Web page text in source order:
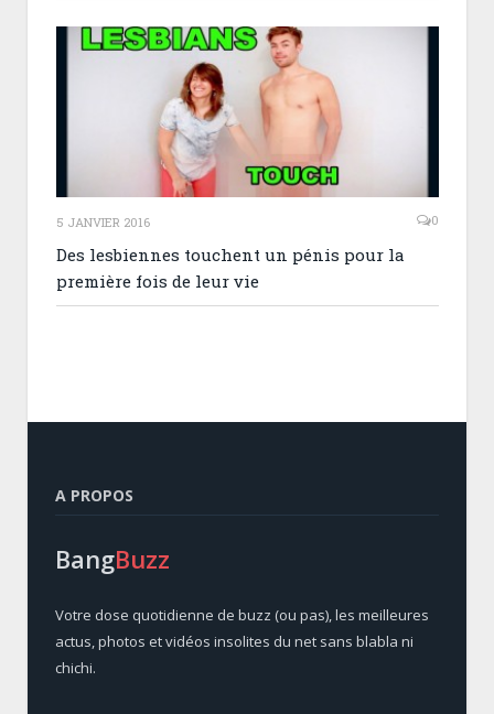
5 JANVIER 2016 0
Des lesbiennes touchent un pénis pour la
première fois de leur vie
A PROPOS
BangBuzz
Votre dose quotidienne de buzz (ou pas), les meilleures
actus, photos et vidéos insolites du net sans blabla ni
chichi.